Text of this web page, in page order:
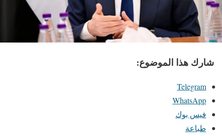
شارك هذا الموضوع:
Telegram
WhatsApp
فيس بوك
طباعة